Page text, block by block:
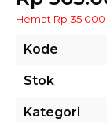
Hemat Rp 35.000
Kode
Stok
Kategori